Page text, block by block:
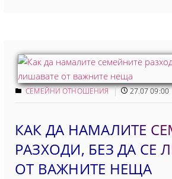
СЕМЕЙНИ ОТНОШЕНИЯ 27.07 09:00
КАК ДА НАМАЛИТЕ
РАЗХОДИ, БЕЗ ДА СЕ
ОТ ВАЖНИТЕ НЕЩА